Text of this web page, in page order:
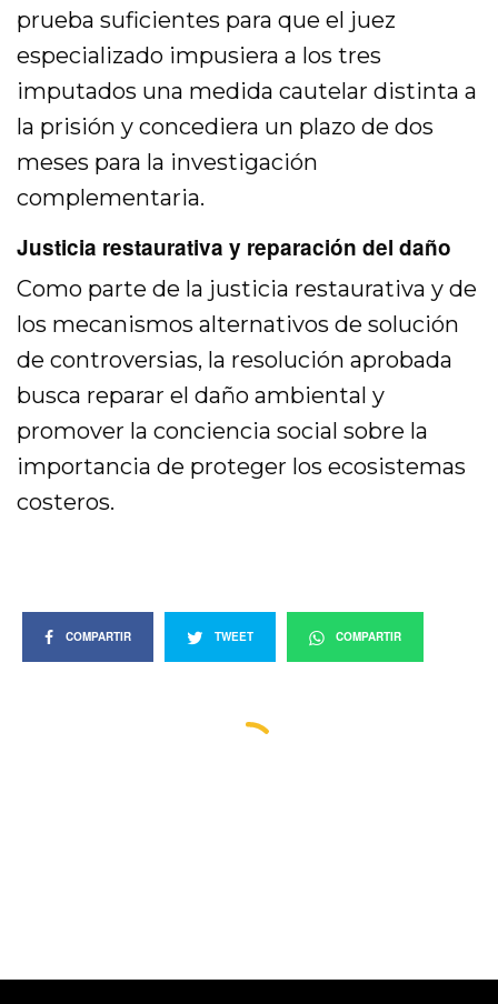
prueba suficientes para que el juez
especializado impusiera a los tres
imputados una medida cautelar distinta a
la prisión y concediera un plazo de dos
meses para la investigación
complementaria.
Justicia restaurativa y reparación del daño
Como parte de la justicia restaurativa y de
los mecanismos alternativos de solución
de controversias, la resolución aprobada
busca reparar el daño ambiental y
promover la conciencia social sobre la
importancia de proteger los ecosistemas
costeros.
COMPARTIR TWEET COMPARTIR